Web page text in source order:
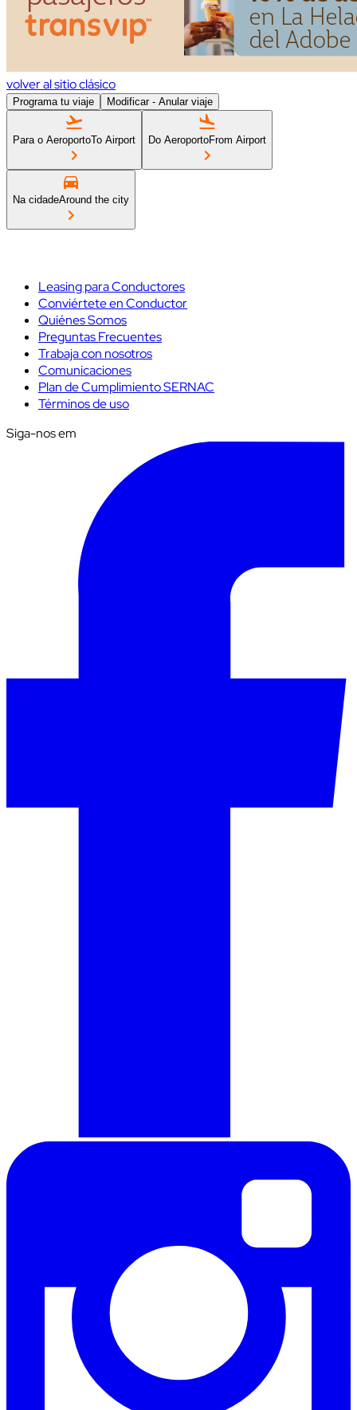
volver al sitio clásico
Programa tu viaje Modificar - Anular viaje
Para o AeroportoTo Airport Do AeroportoFrom Airport
Na cidadeAround the city
Leasing para Conductores
Conviértete en Conductor
Quiénes Somos
Preguntas Frecuentes
Trabaja con nosotros
Comunicaciones
Plan de Cumplimiento SERNAC
Términos de uso
Siga-nos em